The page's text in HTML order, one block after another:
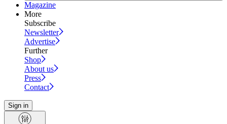
Magazine
More
Subscribe
Newsletter
Advertise
Further
Shop
About us
Press
Contact
Sign in